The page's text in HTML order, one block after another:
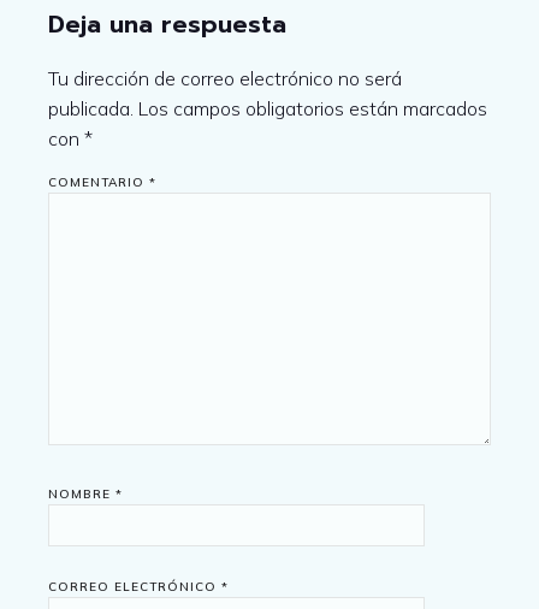
Deja una respuesta
Tu dirección de correo electrónico no será
publicada. Los campos obligatorios están marcados
con *
COMENTARIO *
NOMBRE *
CORREO ELECTRÓNICO *